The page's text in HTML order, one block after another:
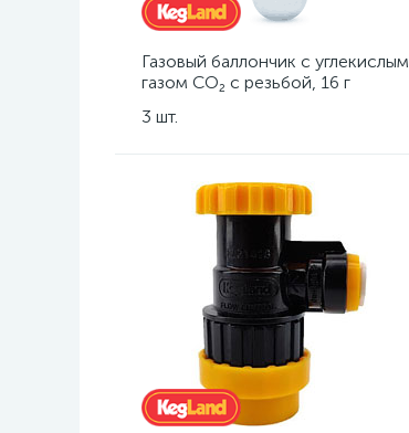
Газовый баллончик с углекислым
газом CO₂ с резьбой, 16 г
3 шт.